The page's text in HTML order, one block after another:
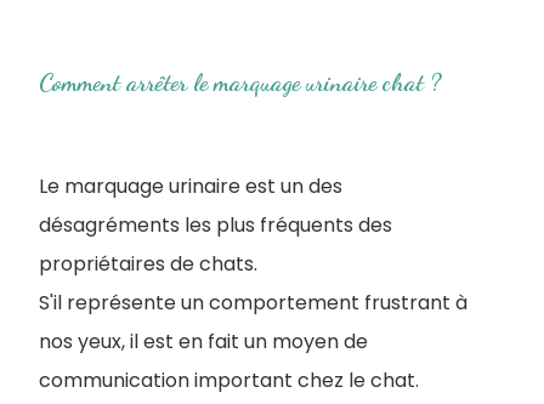
Comment arrêter le marquage urinaire chat ?
Le marquage urinaire est un des
désagréments les plus fréquents des
propriétaires de chats.
S'il représente un comportement frustrant à
nos yeux, il est en fait un moyen de
communication important chez le chat.